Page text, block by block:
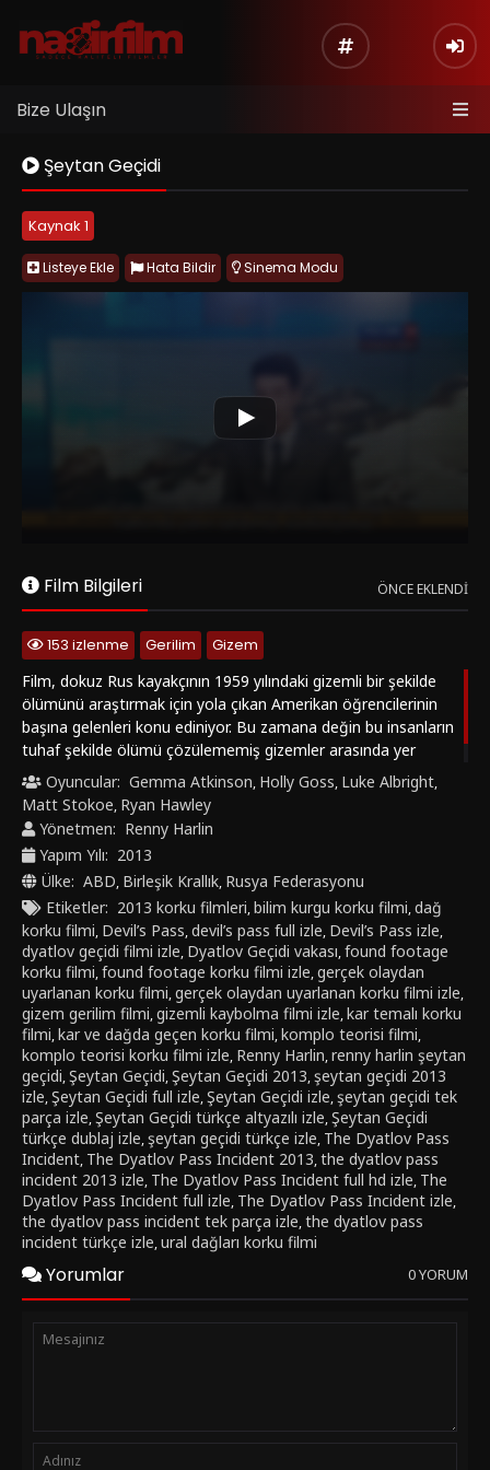
Bize Ulaşın
Şeytan Geçidi
Kaynak 1
Listeye Ekle Hata Bildir Sinema Modu
ve bazı ülkelerde kullanılan adıyla Devil’s Pass, gerçek Dyatlov
Dağları’nda gizemli şekilde ölen dağcıların izini araştırmak için
bölgeye gider; ancak belgesel olarak başlayan yolculuk, soğuk,
Film Bilgileri ÖNCE EKLENDI
153 izlenme Gerilim
Gizem
Film, dokuz Rus kayakçının 1959 yılındaki gizemli bir şekilde
ölümünü araştırmak için yola çıkan Amerikan öğrencilerinin
başına gelenleri konu ediniyor. Bu zamana değin bu insanların
tuhaf şekilde ölümü çözülememiş gizemler arasında yer
alıyor...Oyuncular: Gemma Atkinson, Holly Goss, Luke Albright,
Matt Stokoe, Ryan Hawley
Yönetmen: Renny Harlin
Yapım Yılı: 2013
Ülke: ABD, Birleşik Krallık, Rusya Federasyonu
Etiketler: 2013 korku filmleri,bilim kurgu korku filmi,dağ
korku filmi, Devil’s Pass,devil’s pass full izle, Devil’s Pass izle,
dyatlov geçidi filmi izle, Dyatlov Geçidi vakası,found footage
korku filmi,found footage korku filmi izle,gerçek olaydan
uyarlanan korku filmi,gerçek olaydan uyarlanan korku filmi izle,
gizem gerilim filmi,gizemli kaybolma filmi izle,kar temalı korku
filmi,kar ve dağda geçen korku filmi,komplo teorisi filmi,
komplo teorisi korku filmi izle, Renny Harlin,renny harlin şeytan
geçidi,Şeytan Geçidi,Şeytan Geçidi 2013,şeytan geçidi 2013
izle,Şeytan Geçidi full izle,Şeytan Geçidi izle,şeytan geçidi tek
parça izle,Şeytan Geçidi türkçe altyazılı izle,Şeytan Geçidi
türkçe dublaj izle,şeytan geçidi türkçe izle, The Dyatlov Pass
Incident, The Dyatlov Pass Incident 2013,the dyatlov pass
incident 2013 izle, The Dyatlov Pass Incident full hd izle, The
Dyatlov Pass Incident full izle, The Dyatlov Pass Incident izle,
the dyatlov pass incident tek parça izle,the dyatlov pass
incident türkçe izle,ural dağları korku filmi
Yorumlar 0 YORUM